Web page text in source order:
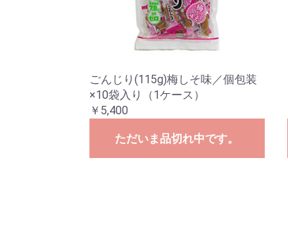
ごんじり(115g)梅しそ味／個包装
×10袋入り（1ケース）
￥5,400
ただいま品切れ中です。